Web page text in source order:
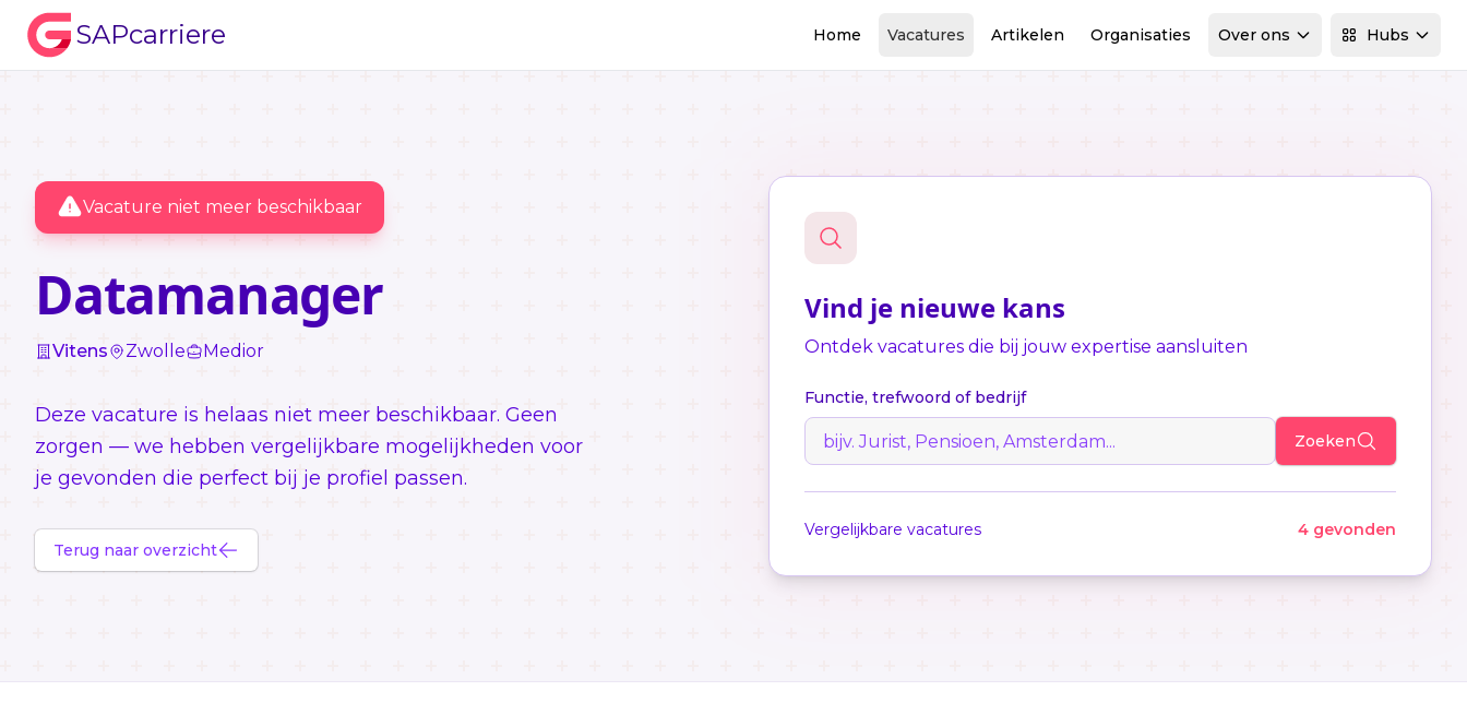
SAPcarriere Home Vacatures Artikelen Organisaties Over ons Hubs
Vacature niet meer beschikbaar
Datamanager
Vitens Zwolle Medior
Deze vacature is helaas niet meer beschikbaar. Geen
zorgen — we hebben vergelijkbare mogelijkheden voor
je gevonden die perfect bij je profiel passen.
Terug naar overzicht
Vind je nieuwe kans
Ontdek vacatures die bij jouw expertise aansluiten
Functie, trefwoord of bedrijf
Zoeken
Vergelijkbare vacatures 4 gevonden